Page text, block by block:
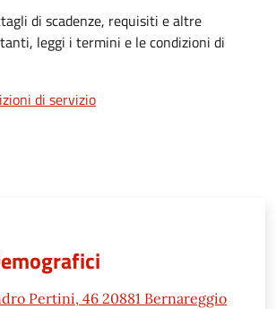
di scadenze, requisiti e altre
leggi i termini e le condizioni di
di servizio
Pertini, 46 20881 Bernareggio